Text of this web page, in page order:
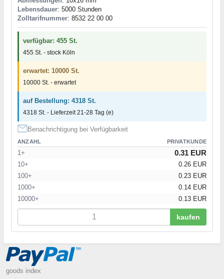
Lebensdauer: 5000 Stunden
Zolltarifnummer: 8532 22 00 00
verfügbar: 455 St.
455 St. - stock Köln
erwartet: 10000 St.
10000 St. - erwartet
auf Bestellung: 4318 St.
4318 St. - Lieferzeit 21-28 Tag (e)
Benachrichtigung bei Verfügbarkeit
ANZAHL PRIVATKUNDE
1+ 0.31 EUR
10+
0.26 EUR
100+
0.23 EUR
1000+
0.14 EUR
10000+
0.13 EUR
kaufen
goods index